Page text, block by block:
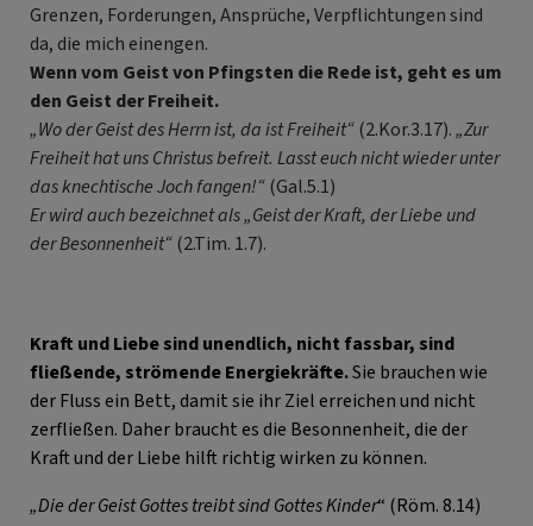
Grenzen, Forderungen, Ansprüche, Verpflichtungen sind
da, die mich einengen.
Wenn vom Geist von Pfingsten die Rede ist, geht es um
den Geist der Freiheit.
„Wo der Geist des Herrn ist, da ist Freiheit“(2.Kor.3.17).„Zur
Freiheit hat uns Christus befreit. Lasst euch nicht wieder unter
das knechtische Joch fangen!“(Gal.5.1)
Er wird auch bezeichnet als „Geist der Kraft, der Liebe und
der Besonnenheit“(2.Tim. 1.7).
Kraft und Liebe sind unendlich, nicht fassbar, sind
fließende, strömende Energiekräfte.Sie brauchen wie
der Fluss ein Bett, damit sie ihr Ziel erreichen und nicht
zerfließen. Daher braucht es die Besonnenheit, die der
Kraft und der Liebe hilft richtig wirken zu können.
„Die der Geist Gottes treibt sind Gottes Kinder“ (Röm. 8.14)